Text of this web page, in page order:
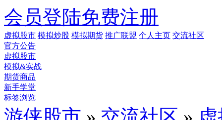
会员登陆免费注册
虚拟股市 模拟炒股 模拟期货 推广联盟 个人主页 交流社区
官方公告
虚拟股市
模拟&实战
期货商品
新手学堂
标签浏览